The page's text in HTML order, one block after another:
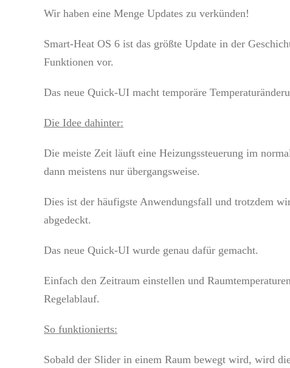
grösseres
Wir haben eine Menge Updates zu verkünden!
Smart-Heat OS 6 ist das größte Update in der
Funktionen vor.
Das neue Quick-UI macht temporäre
Die Idee dahinter:
Die meiste Zeit läuft eine Heizungssteuerung im
dann meistens nur übergangsweise.
Dies ist der häufigste Anwendungsfall und trotzdem
abgedeckt.
Das neue Quick-UI wurde genau dafür gemacht.
Einfach den Zeitraum einstellen und
Regelablauf.
So funktionierts:
Sobald der Slider in einem Raum bewegt wird, wird